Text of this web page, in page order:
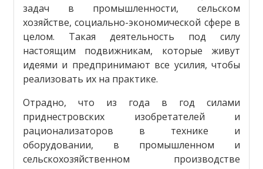
задач в промышленности, сельском
хозяйстве, социально-экономической сфере в
целом. Такая деятельность под силу
настоящим подвижникам, которые живут
идеями и предпринимают все усилия, чтобы
реализовать их на практике.
Отрадно, что из года в год силами
приднестровских изобретателей и
рационализаторов в технике и
оборудовании, в промышленном и
сельскохозяйственном производстве